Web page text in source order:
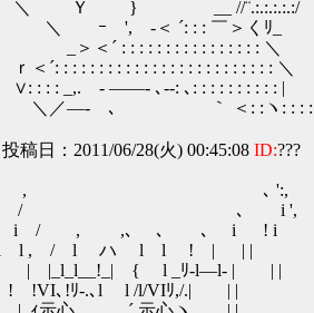
__ //¨.:.:.:.:.:/
´: : : ￣＞くﾘ_
: : : : : : : : : : : : : ＼
: : : : : : : : : : : : : : : : : : ＼
､--: ､: : : : : : : : : : |
｀ ＜: :ヽ: : : :
稿日：2011/06/28(火) 00:45:08 ID:???
､ ':,
/ ､ i ',
i / , ,､ ､ ､ i ! i
, / l ハ l l ! | | |
{ l _ﾘ-l―l- | | |
-.､l l /l/VIﾘ,/.| | |